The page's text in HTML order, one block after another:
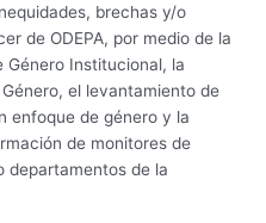
brechas y/o
de ODEPA, por medio de la
Institucional, la
el levantamiento de
enfoque de género y la
de monitores de
departamentos de la